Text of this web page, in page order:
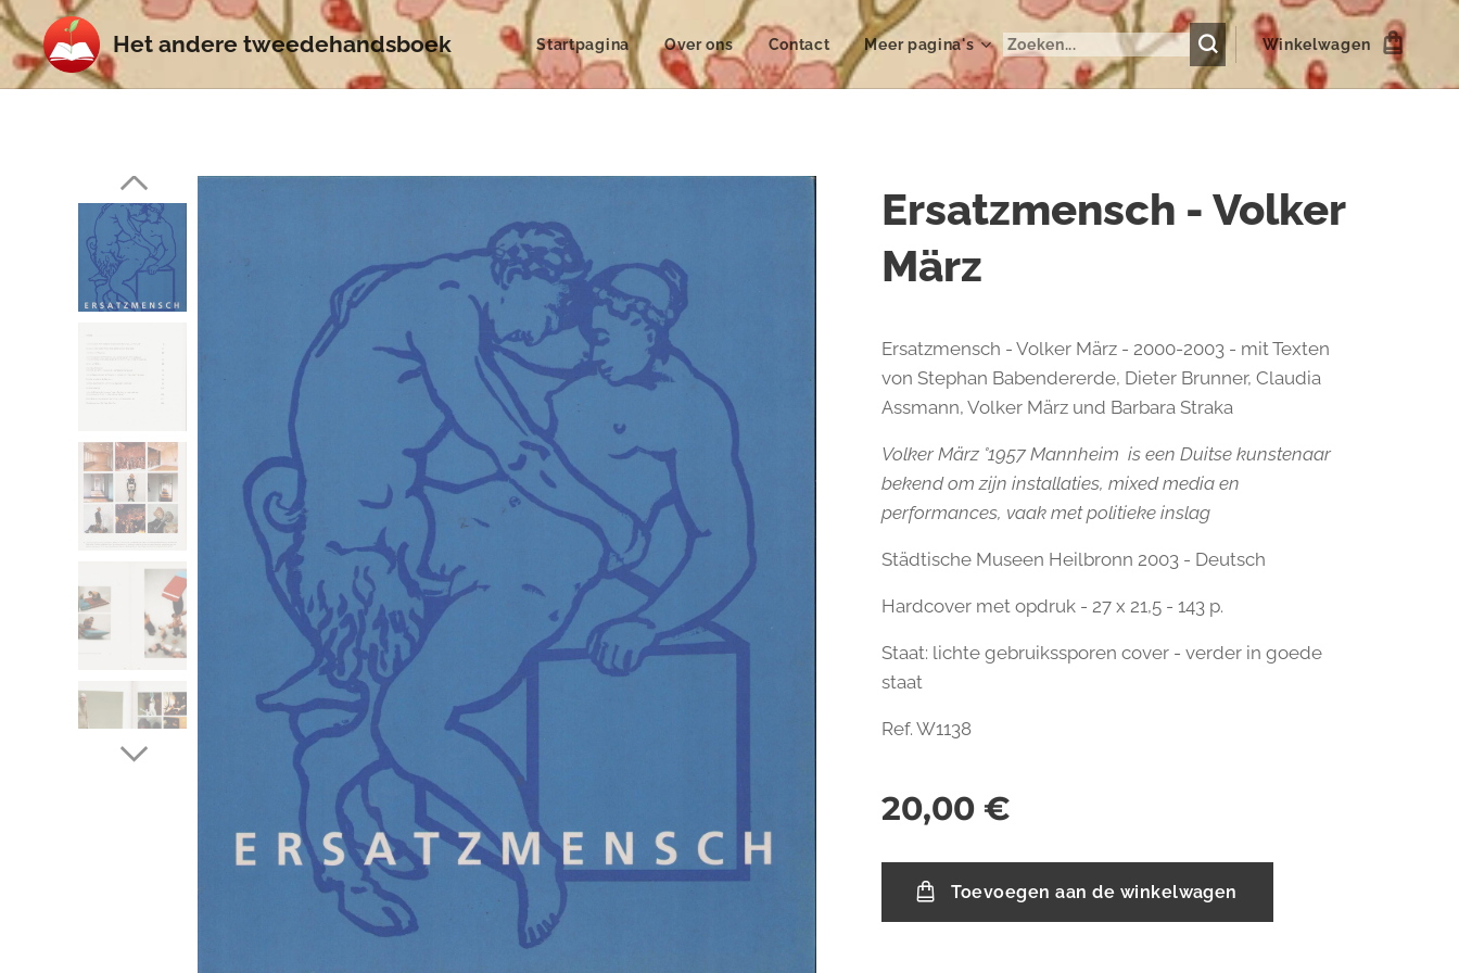
Het andere tweedehandsboek Startpagina Over ons Contact Meer pagina's Winkelwagen
Ersatzmensch - Volker
März
Ersatzmensch - Volker März
Ersatzmensch - Volker März - 2000-2003 - mit Texten
von Stephan Babendererde, Dieter Brunner, Claudia
Assmann, Volker März und Barbara Straka
Volker März °1957 Mannheim is een Duitse kunstenaar
bekend om zijn installaties, mixed media en
performances, vaak met politieke inslag
Städtische Museen Heilbronn 2003 - Deutsch
Hardcover met opdruk - 27 x 21,5 - 143 p.
Staat: lichte gebruikssporen cover - verder in goede
staat
Ref. W1138
20,00 €
Toevoegen aan de winkelwagen